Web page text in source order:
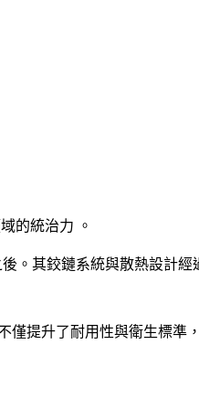
的統治力 。
。其鉸鏈系統與散熱設計
提升了耐用性與衛生標準